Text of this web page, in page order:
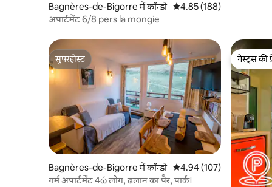
Bagnères-de-Bigorre में कॉन्डो औसत रेटिंग 5 में से 4.85, 188
4.85 (188)
अपार्टमेंट 6/8 pers la mongie
सुपरहोस्ट
सुपरहोस्ट
Bagnères-de-Bigorre में कॉन्डो औसत रेटिंग 5 में से 4.94, 107
4.94 (107)
गर्म अपार्टमेंट 4ώ लोग, ढलान का पैर, पार्क।
गेस्ट्स की
गेस्ट्स की